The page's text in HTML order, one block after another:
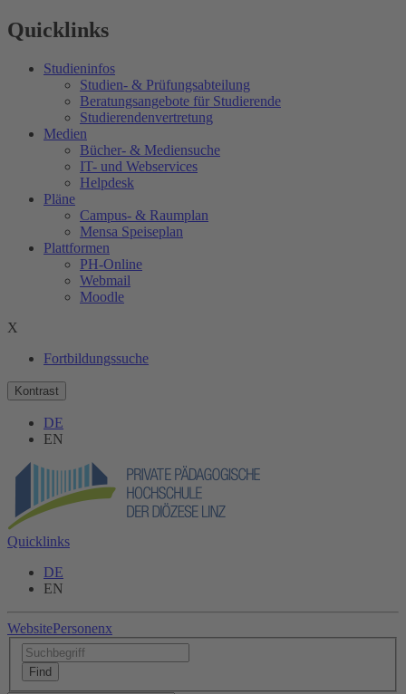
Quicklinks
Studieninfos
Studien- & Prüfungsabteilung
Beratungsangebote für Studierende
Studierendenvertretung
Medien
Bücher- & Mediensuche
IT- und Webservices
Helpdesk
Pläne
Campus- & Raumplan
Mensa Speiseplan
Plattformen
PH-Online
Webmail
Moodle
X
Fortbildungssuche
Kontrast
DE
EN
Quicklinks
DE
EN
WebsitePersonenx